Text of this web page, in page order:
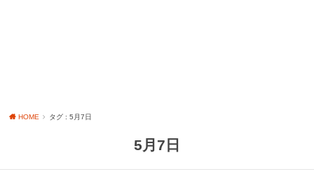
HOME タグ : 5月7日
5月7日